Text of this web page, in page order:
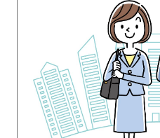
企業・業界研究